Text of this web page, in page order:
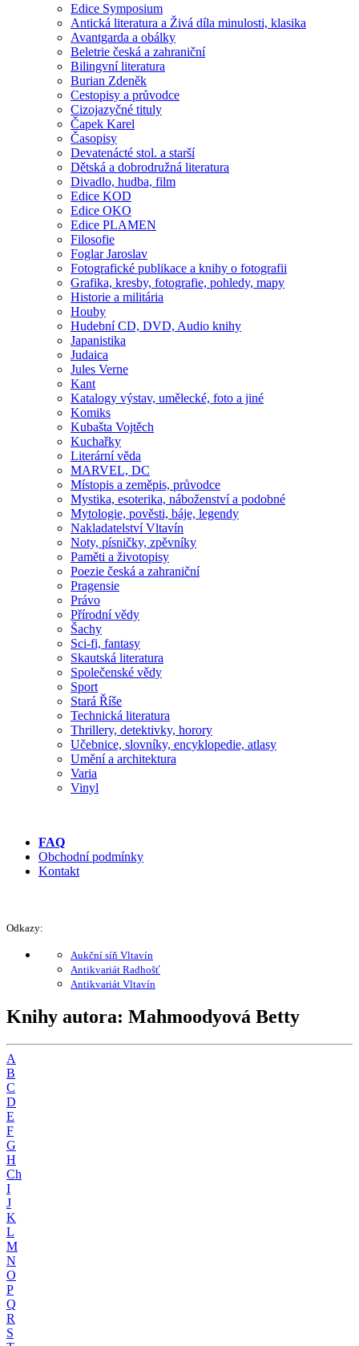
Edice Symposium
Antická literatura a Živá díla minulosti, klasika
Avantgarda a obálky
Beletrie česká a zahraniční
Bilingvní literatura
Burian Zdeněk
Cestopisy a průvodce
Cizojazyčné tituly
Čapek Karel
Časopisy
Devatenácté stol. a starší
Dětská a dobrodružná literatura
Divadlo, hudba, film
Edice KOD
Edice OKO
Edice PLAMEN
Filosofie
Foglar Jaroslav
Fotografické publikace a knihy o fotografii
Grafika, kresby, fotografie, pohledy, mapy
Historie a militária
Houby
Hudební CD, DVD, Audio knihy
Japanistika
Judaica
Jules Verne
Kant
Katalogy výstav, umělecké, foto a jiné
Komiks
Kubašta Vojtěch
Kuchařky
Literární věda
MARVEL, DC
Místopis a zeměpis, průvodce
Mystika, esoterika, náboženství a podobné
Mytologie, pověsti, báje, legendy
Nakladatelství Vltavín
Noty, písničky, zpěvníky
Paměti a životopisy
Poezie česká a zahraniční
Pragensie
Právo
Přírodní vědy
Šachy
Sci-fi, fantasy
Skautská literatura
Společenské vědy
Sport
Stará Říše
Technická literatura
Thrillery, detektivky, horory
Učebnice, slovníky, encyklopedie, atlasy
Umění a architektura
Varia
Vinyl
FAQ
Obchodní podmínky
Kontakt
Odkazy:
Aukční síň Vltavín
Antikvariát Radhošť
Antikvariát Vltavín
Knihy autora: Mahmoodyová Betty
A
B
C
D
E
F
G
H
Ch
I
J
K
L
M
N
O
P
Q
R
S